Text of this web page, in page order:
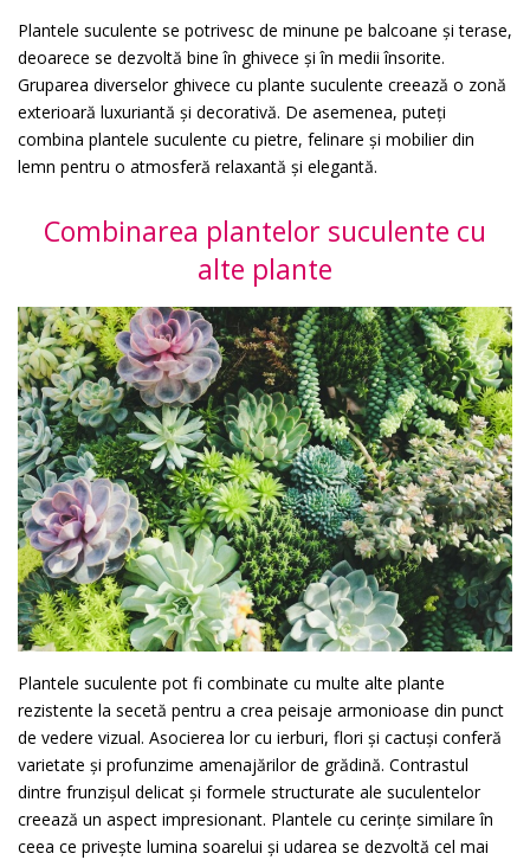
Plantele suculente se potrivesc de minune pe balcoane și terase,
deoarece se dezvoltă bine în ghivece și în medii însorite.
Gruparea diverselor ghivece cu plante suculente creează o zonă
exterioară luxuriantă și decorativă. De asemenea, puteți
combina plantele suculente cu pietre, felinare și mobilier din
lemn pentru o atmosferă relaxantă și elegantă.
Combinarea plantelor suculente cu
alte plante
Plantele suculente pot fi combinate cu multe alte plante
rezistente la secetă pentru a crea peisaje armonioase din punct
de vedere vizual. Asocierea lor cu ierburi, flori și cactuși conferă
varietate și profunzime amenajărilor de grădină. Contrastul
dintre frunzișul delicat și formele structurate ale suculentelor
creează un aspect impresionant. Plantele cu cerințe similare în
ceea ce privește lumina soarelui și udarea se dezvoltă cel mai